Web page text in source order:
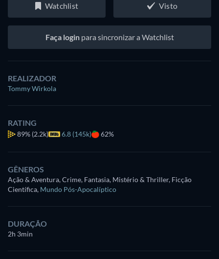
Watchlist Visto
Faça loginpara sincronizar a Watchlist
REALIZADOR
Tommy Wirkola
RATING
89% (2.2k) 6.8 (145k) 62%
GÊNEROS
Ação & Aventura, Crime, Fantasia, Mistério & Thriller, Ficção
Científica, Mundo Pós-Apocalíptico
DURAÇÃO
2h 3min